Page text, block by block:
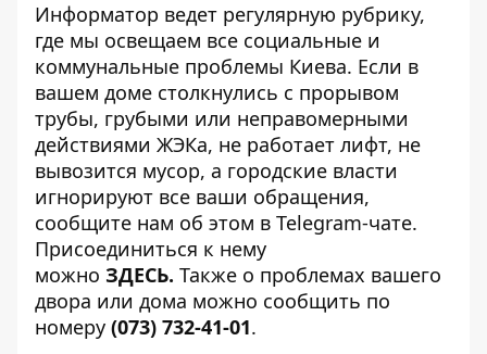
Информатор ведет регулярную рубрику,
где мы освещаем все социальные и
коммунальные проблемы Киева. Если в
вашем доме столкнулись с прорывом
трубы, грубыми или неправомерными
действиями ЖЭКа, не работает лифт, не
вывозится мусор, а городские власти
игнорируют все ваши обращения,
сообщите нам об этом в Telegram-чате.
Присоединиться к нему
можно ЗДЕСЬ. Также о проблемах вашего
двора или дома можно сообщить по
номеру (073) 732-41-01.